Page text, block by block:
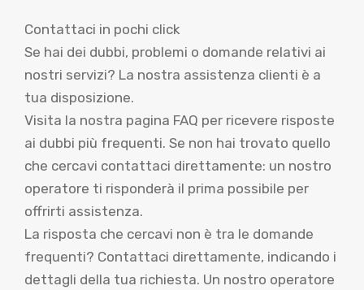
Contattaci in pochi click
Se hai dei dubbi, problemi o domande relativi ai
nostri servizi? La nostra assistenza clienti è a
tua disposizione.
Visita la nostra pagina FAQ per ricevere risposte
ai dubbi più frequenti. Se non hai trovato quello
che cercavi contattaci direttamente: un nostro
operatore ti risponderà il prima possibile per
offrirti assistenza.
La risposta che cercavi non è tra le domande
frequenti? Contattaci direttamente, indicando i
dettagli della tua richiesta. Un nostro operatore